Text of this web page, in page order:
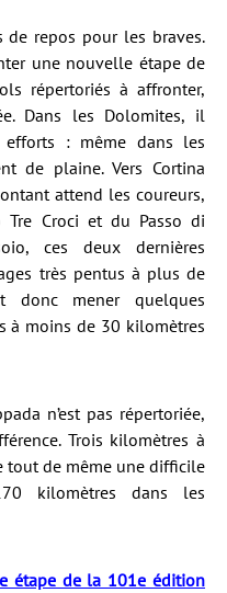
repos pour les braves.
une nouvelle étape de
répertoriés à affronter,
Dans les Dolomites, il
: même dans les
de plaine. Vers Cortina
attend les coureurs,
Tre Croci et du Passo di
ces deux dernières
très pentus à plus de
donc mener quelques
à moins de 30 kilomètres
n’est pas répertoriée,
Trois kilomètres à
tout de même une difficile
kilomètres dans les
étape de la 101e édition